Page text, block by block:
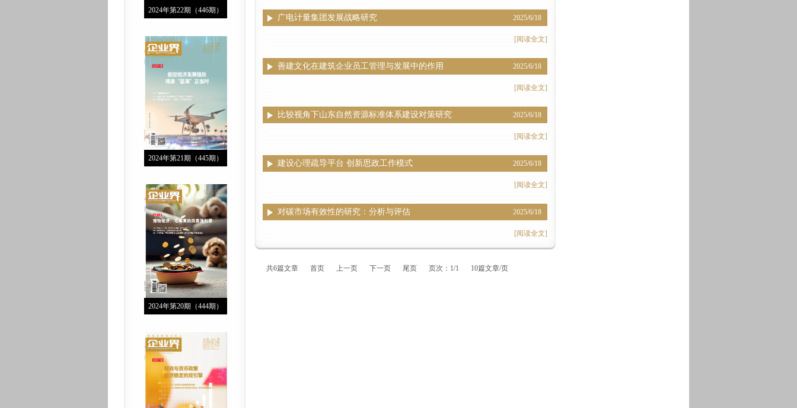
2024年第22期（446期）
2024年第21期（445期）
2024年第20期（444期）
广电计量集团发展战略研究 2025/6/18
[阅读全文]
善建文化在建筑企业员工管理与发展中的作用 2025/6/18
[阅读全文]
比较视角下山东自然资源标准体系建设对策研究 2025/6/18
[阅读全文]
建设心理疏导平台 创新思政工作模式 2025/6/18
[阅读全文]
对碳市场有效性的研究：分析与评估 2025/6/18
[阅读全文]
共6篇文章 首页 上一页 下一页 尾页 页次：1/1 10篇文章/页